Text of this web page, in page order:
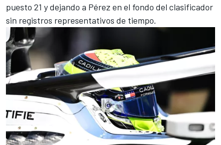
puesto 21 y dejando a Pérez en el fondo del clasificador
sin registros representativos de tiempo.